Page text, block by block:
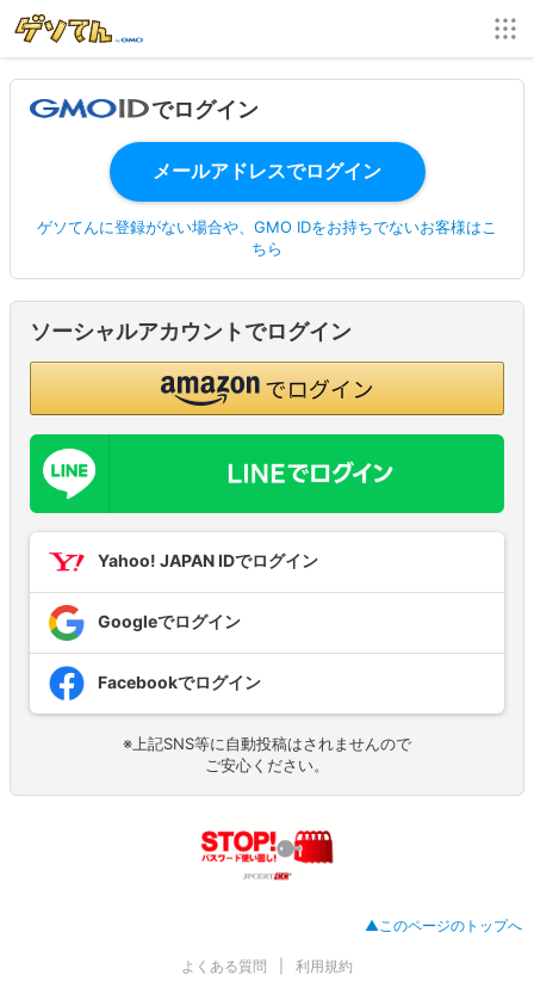
でログイン
ゲソてんに登録がない場合や、GMO IDをお持ちでないお客様はこ
ちら
ソーシャルアカウントでログイン
Yahoo! JAPAN IDでログイン
Googleでログイン
Facebookでログイン
※上記SNS等に自動投稿はされませんので
ご安心ください。
▲このページのトップへ
よくある質問 利用規約